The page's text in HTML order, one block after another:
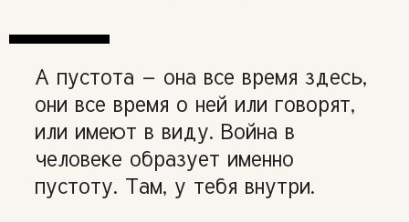
А пустота — она все время здесь,
они все время о ней или говорят,
или имеют в виду. Война в
человеке образует именно
пустоту. Там, у тебя внутри.